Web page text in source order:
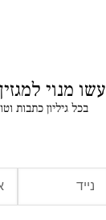
עשו מנוי
בכל גיליון כתבות